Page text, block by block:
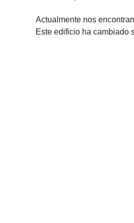
Actualmente nos
Este edificio ha cambiado